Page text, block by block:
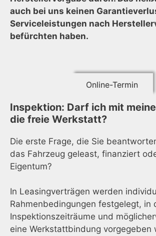
auch bei uns keinen
Serviceleistungen nach
befürchten haben.
Online-Termin
Inspektion: Darf ich mit
die freie Werkstatt?
Die erste Frage, die Sie
das Fahrzeug geleast, finanziert
Eigentum?
In Leasingverträgen werden
Rahmenbedingungen festgelegt, in
Inspektionszeiträume und
eine Werkstattbindung vorgegeben